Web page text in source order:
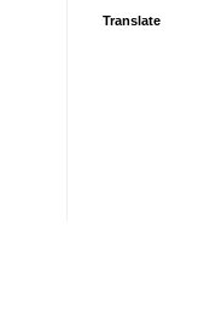
Translate